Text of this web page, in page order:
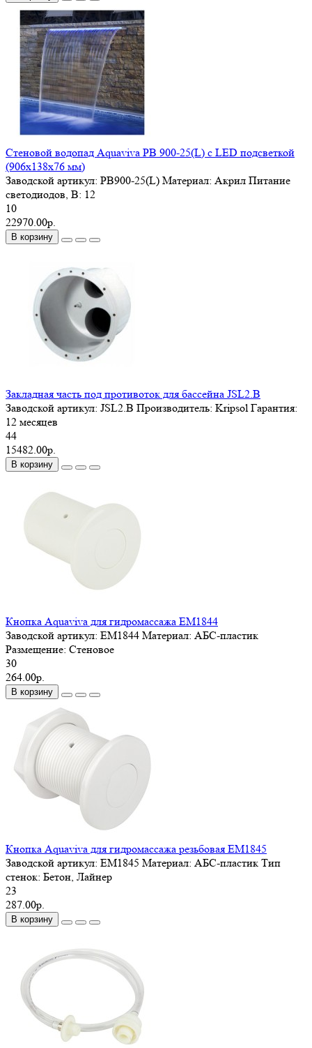
Стеновой водопад Aquaviva PB 900-25(L) с LED подсветкой
(906х138х76 мм)
Заводской артикул: PB900-25(L) Материал: Акрил Питание
светодиодов, В: 12
10
22970.00р.
В корзину
Закладная часть под противоток для бассейна JSL2.B
Заводской артикул: JSL2.B Производитель: Kripsol Гарантия:
12 месяцев
44
15482.00р.
В корзину
Кнопка Aquaviva для гидромассажа EM1844
Заводской артикул: EM1844 Материал: АБС-пластик
Размещение: Стеновое
30
264.00р.
В корзину
Кнопка Aquaviva для гидромассажа резьбовая EM1845
Заводской артикул: EM1845 Материал: АБС-пластик Тип
стенок: Бетон, Лайнер
23
287.00р.
В корзину